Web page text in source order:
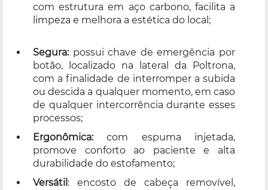
com estrutura em aço carbono, facilita a
limpeza e melhora a estética do local;
Segura:possui chave de emergência por
botão, localizado na lateral da Poltrona,
com a finalidade de interromper a subida
ou descida a qualquer momento, em caso
de qualquer intercorrência durante esses
processos;
Ergonômica:com espuma injetada,
promove conforto ao paciente e alta
durabilidade do estofamento;
Versátil : encosto de cabeça removível,